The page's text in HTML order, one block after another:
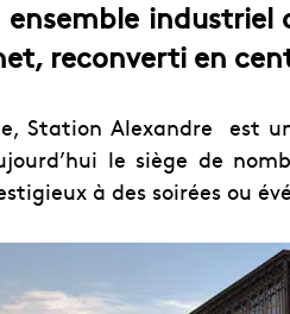
ensemble
reconverti en
Station Alexandre est
le siège de
à des soirées ou